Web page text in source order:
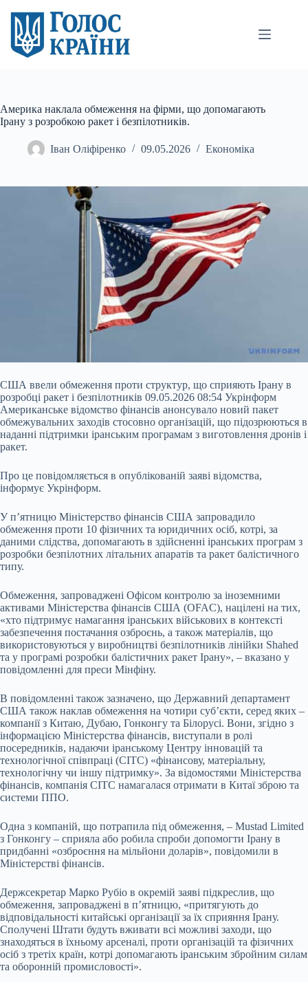
вмісту
Америка наклала обмеження на фірми, що допомагають
Ірану з розробкою ракет і безпілотників.
Іван Оліфіренко 09.05.2026 Економіка
США ввели обмеження проти структур, що сприяють Ірану в
розробці ракет і безпілотників 09.05.2026 08:54 Укрінформ
Американське відомство фінансів анонсувало новий пакет
обмежувальних заходів стосовно організацій, що підозрюються в
наданні підтримки іранським програмам з виготовлення дронів і
ракет.
Про це повідомляється в опублікованій заяві відомства,
інформує Укрінформ.
У п’ятницю Міністерство фінансів США запровадило
обмеження проти 10 фізичних та юридичних осіб, котрі, за
даними слідства, допомагають в здійсненні іранських програм з
розробки безпілотних літальних апаратів та ракет балістичного
типу.
Обмеження, запроваджені Офісом контролю за іноземними
активами Міністерства фінансів США (OFAC), націлені на тих,
«хто підтримує намагання іранських військових в контексті
забезпечення постачання озброєнь, а також матеріалів, що
використовуються у виробництві безпілотників лінійки Shahed
та у програмі розробки балістичних ракет Ірану», – вказано у
повідомленні для преси Мінфіну.
В повідомленні також зазначено, що Державний департамент
США також наклав обмеження на чотири суб’єкти, серед яких –
компанії з Китаю, Дубаю, Гонконгу та Білорусі. Вони, згідно з
інформацією Міністерства фінансів, виступали в ролі
посередників, надаючи іранському Центру інновацій та
технологічної співпраці (CITC) «фінансову, матеріальну,
технологічну чи іншу підтримку». За відомостями Міністерства
фінансів, компанія CITC намагалася отримати в Китаї зброю та
системи ППО.
Одна з компаній, що потрапила під обмеження, – Mustad Limited
з Гонконгу – сприяла або робила спроби допомогти Ірану в
придбанні «озброєння на мільйони доларів», повідомили в
Міністерстві фінансів.
Держсекретар Марко Рубіо в окремій заяві підкреслив, що
обмеження, запроваджені в п’ятницю, «притягують до
відповідальності китайські організації за їх сприяння Ірану.
Сполучені Штати будуть вживати всі можливі заходи, що
знаходяться в їхньому арсеналі, проти організацій та фізичних
осіб з третіх країн, котрі допомагають іранським збройним силам
та оборонній промисловості».